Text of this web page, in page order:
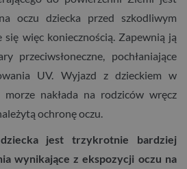
oczu dziecka przed szkodliwym
więc koniecznością. Zapewnią ją
przeciwsłoneczne, pochłaniające
UV. Wyjazd z dzieckiem w
nakłada na rodziców wręcz
ochronę oczu.
jest trzykrotnie bardziej
wynikające z ekspozycji oczu na